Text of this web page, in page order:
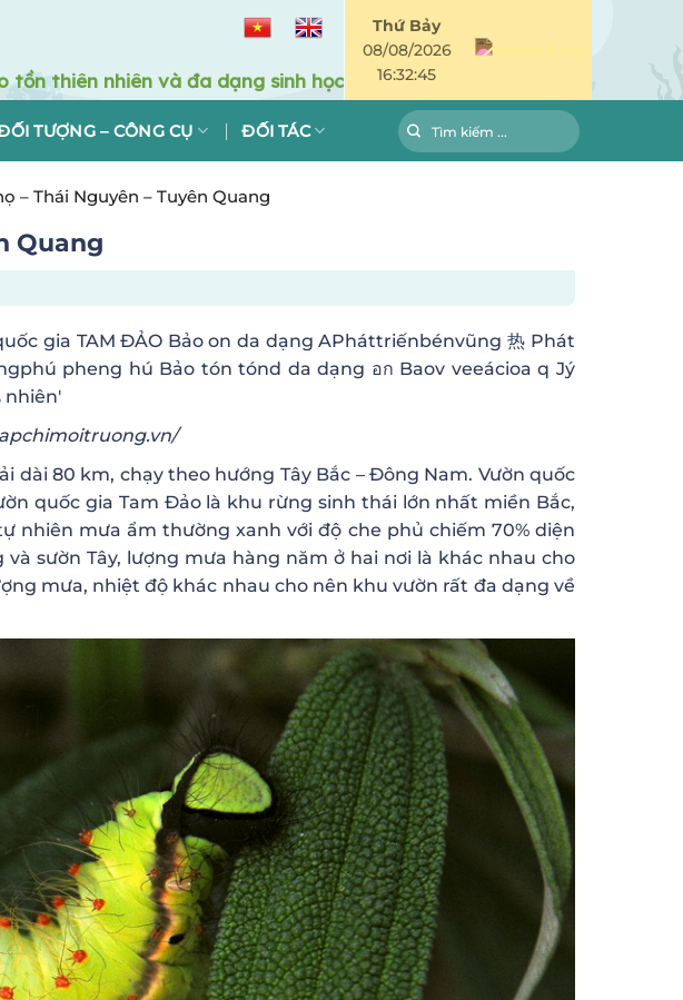
Thứ Bảy
08/08/2026
16:32:46
TƯỢNG – CÔNG CỤ ĐỐI TÁC
– Thái Nguyên – Tuyên Quang
Quang
80 km, chạy theo hướng Tây Bắc – Đông Nam. Vườn quốc
quốc gia Tam Đảo là khu rừng sinh thái lớn nhất miền Bắc,
nhiên mưa ẩm thường xanh với độ che phủ chiếm 70% diện
sườn Tây, lượng mưa hàng năm ở hai nơi là khác nhau cho
mưa, nhiệt độ khác nhau cho nên khu vườn rất đa dạng về